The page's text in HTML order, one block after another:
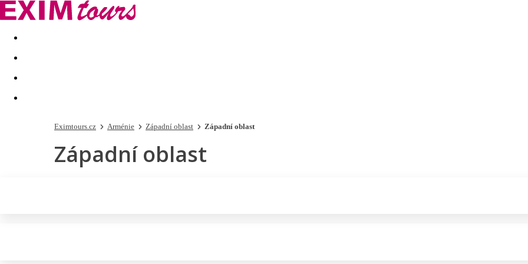
Akční nabídky Last minute
Eximtours.cz Arménie Západní oblast Západní oblast
Západní oblast